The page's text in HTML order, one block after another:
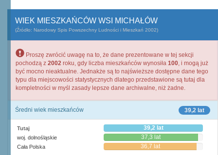
WIEK MIESZKAŃCÓW WSI MICHAŁÓW
(Źródło: Narodowy Spis Powszechny Ludności i Mieszkań 2002)
Proszę zwrócić uwagę na to, że dane prezentowane w tej sekcji
pochodzą z 2002 roku, gdy liczba mieszkańców wynosiła 100, i mogą już
być mocno nieaktualne. Jednakże są to najświeższe dostępne dane tego
typu dla miejscowości statystycznych dlatego przedstawione są tutaj dla
kompletności w myśl zasady lepsze dane archiwalne, niż żadne.
39,2 lat
Średni wiek mieszkańców
Tutaj 39,2 lat
woj. dolnośląskie 37,3 lat
Cała Polska 36,7 lat